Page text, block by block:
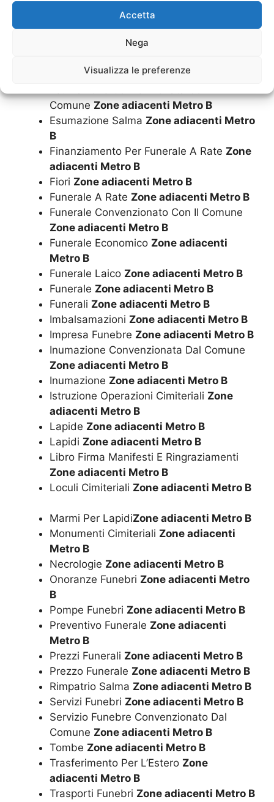
Accetta
Nega
Visualizza le preferenze
Dispersione CeneriZone adiacenti Metro
B
Documentazione Funeraria
EstumulazioneZone adiacenti Metro B
Comune Zone adiacenti Metro B
Esumazione Salma Zone adiacenti Metro
B
Finanziamento Per Funerale A Rate Zone
adiacenti Metro B
Fiori Zone adiacenti Metro B
Funerale A Rate Zone adiacenti Metro B
Funerale Convenzionato Con Il Comune
Zone adiacenti Metro B
Funerale Economico Zone adiacenti
Metro B
Funerale Laico Zone adiacenti Metro B
Funerale Zone adiacenti Metro B
Funerali Zone adiacenti Metro B
Imbalsamazioni Zone adiacenti Metro B
Impresa Funebre Zone adiacenti Metro B
Inumazione Convenzionata Dal Comune
Zone adiacenti Metro B
Inumazione Zone adiacenti Metro B
Istruzione Operazioni Cimiteriali Zone
adiacenti Metro B
Lapide Zone adiacenti Metro B
Lapidi Zone adiacenti Metro B
Libro Firma Manifesti E Ringraziamenti
Zone adiacenti Metro B
Loculi Cimiteriali Zone adiacenti Metro B
Marmi Per LapidiZone adiacenti Metro B
Monumenti Cimiteriali Zone adiacenti
Metro B
Necrologie Zone adiacenti Metro B
Onoranze Funebri Zone adiacenti Metro
B
Pompe Funebri Zone adiacenti Metro B
Preventivo Funerale Zone adiacenti
Metro B
Prezzi Funerali Zone adiacenti Metro B
Prezzo Funerale Zone adiacenti Metro B
Rimpatrio Salma Zone adiacenti Metro B
Servizi Funebri Zone adiacenti Metro B
Servizio Funebre Convenzionato Dal
Comune Zone adiacenti Metro B
Tombe Zone adiacenti Metro B
Trasferimento Per L’Estero Zone
adiacenti Metro B
Trasporti Funebri Zone adiacenti Metro B